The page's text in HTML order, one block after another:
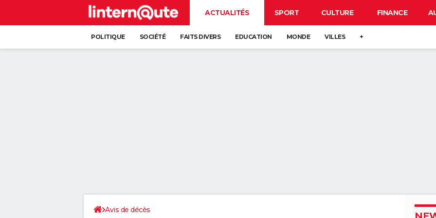
ACTUALITÉS SPORT CULTURE FINANCE
POLITIQUE SOCIÉTÉ FAITS DIVERS EDUCATION MONDE VILLES +
Avis de décès